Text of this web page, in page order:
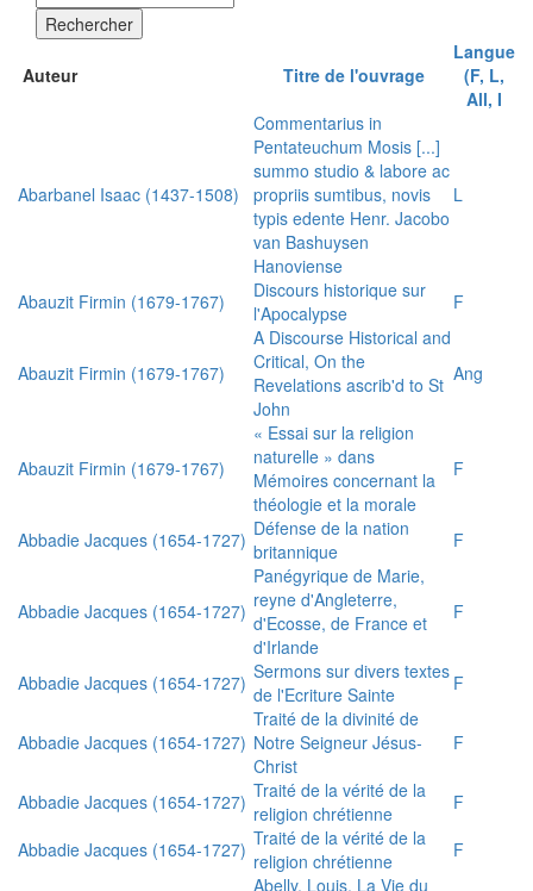
Rechercher
Auteur Titre de l'ouvrage
Langue
(F, L,
All, I
Abarbanel Isaac (1437-1508)
Commentarius in
Pentateuchum Mosis [...]
summo studio & labore ac
propriis sumtibus, novis
typis edente Henr. Jacobo
van Bashuysen
Hanoviense
L
Abauzit Firmin (1679-1767)
Discours historique sur
l'Apocalypse
F
Abauzit Firmin (1679-1767)
A Discourse Historical and
Critical, On the
Revelations ascrib'd to St
John
Ang
Abauzit Firmin (1679-1767)
« Essai sur la religion
naturelle » dans
Mémoires concernant la
théologie et la morale
F
Abbadie Jacques (1654-1727) Défense de la nation
britannique
F
Abbadie Jacques (1654-1727)
Panégyrique de Marie,
reyne d'Angleterre,
d'Ecosse, de France et
d'Irlande
F
Abbadie Jacques (1654-1727) Sermons sur divers textes
de l'Ecriture Sainte
F
Abbadie Jacques (1654-1727)
Traité de la divinité de
Notre Seigneur Jésus-
Christ
F
Abbadie Jacques (1654-1727) Traité de la vérité de la
religion chrétienne
F
Abbadie Jacques (1654-1727) Traité de la vérité de la
religion chrétienne
F
Abelly, Louis, La Vie du